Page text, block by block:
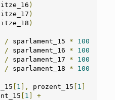
)
)
)
/ sparlament_15 *
100
/ sparlament_16 *
100
/ sparlament_17 *
100
/ sparlament_18 * 100
[ 1 ], prozent_15 [ 1 ]
[ 1 ]
+